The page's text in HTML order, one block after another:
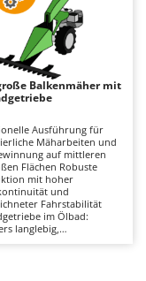
Balkenmäher mit
Ausführung für
Mäharbeiten und
auf mittleren
Robuste
mit hoher
und
Fahrstabilität
im Ölbad:
langlebig,